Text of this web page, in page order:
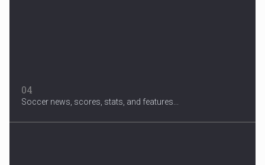
04
Soccer news, scores, stats, and features...